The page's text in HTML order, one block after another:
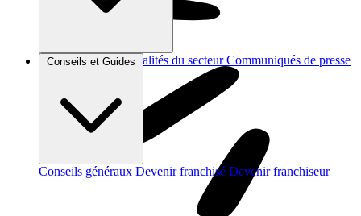
Brèves et actus Actualités du secteur Communiqués de presse
Conseils et Guides
Conseils généraux Devenir franchisé Devenir franchiseur